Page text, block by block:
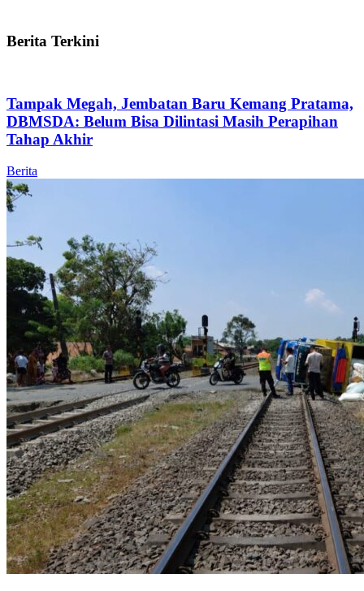
Berita Terkini
Tampak Megah, Jembatan Baru Kemang Pratama,
DBMSDA: Belum Bisa Dilintasi Masih Perapihan
Tahap Akhir
Berita